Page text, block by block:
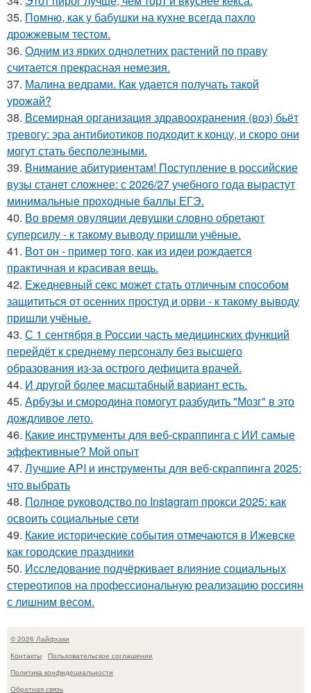
35. Помню, как у бабушки на кухне всегда пахло
дрожжевым тестом.
36. Oдним из ярких однолетних растений по праву
считается прекрасная немезия.
37. Малина ведрами. Как удается получать такой
урожай?
38. Всемирная организация здравоохранения (воз) бьёт
тревогу: эра антибиотиков подходит к концу, и скоро они
могут стать бесполезными.
39. Внимание абитуриентам! Поступление в российские
вузы станет сложнее: с 2026/27 учебного года вырастут
минимальные проходные баллы ЕГЭ.
40. Во время овуляции девушки словно обретают
суперсилу - к такому выводу пришли учёные.
41. Вот он - пример того, как из идеи рождается
практичная и красивая вещь.
42. Ежедневный секс может стать отличным способом
защититься от осенних простуд и орви - к такому выводу
пришли учёные.
43. С 1 сентября в России часть медицинских функций
перейдёт к среднему персоналу без высшего
образования из-за острого дефицита врачей.
44. И другой более масштабный вариант есть.
45. Арбузы и смородина помогут разбудить "Мозг" в это
дождливое лето.
46. Какие инструменты для веб-скраппинга с ИИ самые
эффективные? Мой опыт
47. Лучшие API и инструменты для веб-скраппинга 2025:
что выбрать
48. Полное руководство по Instagram прокси 2025: как
освоить социальные сети
49. Какие исторические события отмечаются в Ижевске
как городские праздники
50. Исследование подчёркивает влияние социальных
стереотипов на профессиональную реализацию россиян
с лишним весом.
© 2026 Лайфхаки
Контакты
Пользовательское соглашение
Политика конфидециальности
Обратная связь